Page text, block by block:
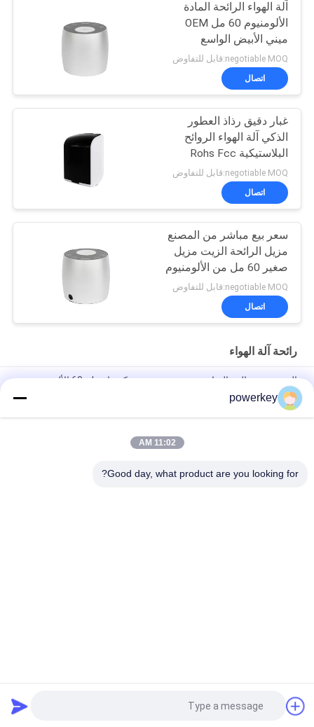
آلة الهواء الرائحة المادة
الألومنيوم 60 مل OEM
ميني الأبيض الواسع
negotiable MOQ:قابل للتفاوض
اتصال
غبار دقيق رذاذ العطور
الذكي آلة الهواء الروائح
البلاستيكية Rohs Fcc
الموافقة الرائحة
negotiable MOQ:قابل للتفاوض
اتصال
سعر بيع مباشر من المصنع
مزيل الرائحة الزيت مزيل
صغير 60 مل من الألومنيوم
negotiable MOQ:قابل للتفاوض
اتصال
رائحة آلة الهواء
الصين تصنيع البيع المباشر موزع ميني موزع كهربائي 60ml الألومنيوم
مل من الألومنيوم
100 مل المعدات الممتازة للزيوت الأساسية الواسعة الواسعة الواسعة
powerkey
11:02 AM
Good day, what product are you looking for?